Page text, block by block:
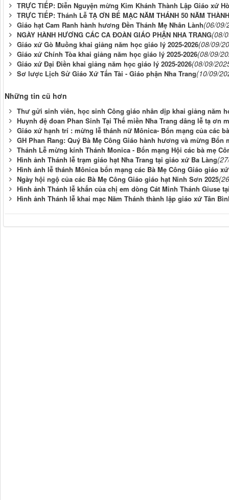
TRỰC TIẾP: Diễn Nguyện mừng Kim Khánh Thành Lập Giáo xứ
TRỰC TIẾP: Thánh Lễ TẠ ƠN BẾ MẠC NĂM THÁNH 50 NĂM
Giáo hạt Cam Ranh hành hương Đền Thánh Mẹ Nhân Lành(06/09/
NGÀY HÀNH HƯƠNG CÁC CA ĐOÀN GIÁO PHẬN NHA TRANG(08/
Giáo xứ Gò Muồng khai giảng năm học giáo lý 2025-2026(08/09/
Giáo xứ Chính Tòa khai giảng năm học giáo lý 2025-2026(08/09/
Giáo xứ Đại Điền khai giảng năm học giáo lý 2025-2026(08/09/
Sơ lược Lịch Sử Giáo Xứ Tấn Tài - Giáo phận Nha Trang(10/09/
Những tin cũ hơn
Thư gửi sinh viên, học sinh Công giáo nhân dịp khai giảng năm
Huynh đệ đoan Phan Sinh Tại Thế miền Nha Trang dâng lễ tạ ơn
Giáo xứ hạnh trí : mừng lễ thánh nữ Mônica- Bổn mạng của các
GH Phan Rang: Quý Bà Mẹ Công Giáo hành hương và mừng Bổn
Thánh Lễ mừng kính Thánh Monica - Bổn mạng Hội các bà mẹ
Hình ảnh Thánh lễ trạm giáo hạt Nha Trang tại giáo xứ Ba Làng
Hình ảnh lễ thánh Mônica bổn mạng các Bà Mẹ Công Giáo giáo
Ngày hội ngộ của các Bà Mẹ Công Giáo giáo hạt Ninh Sơn 2025
Hình ảnh Thánh lễ khấn của chị em dòng Cát Minh Thánh Giuse
Hình ảnh Thánh lễ khai mạc Năm Thánh thành lập giáo xứ Tân